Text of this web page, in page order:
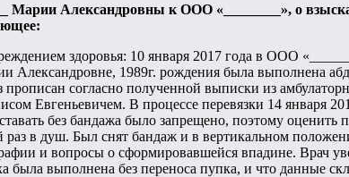
Марии Александровны к ООО «________», о
здоровья: 10 января 2017 года в ООО
Александровне, 1989г. рождения была выполнена
согласно полученной выписки из
Евгеньевичем. В процессе перевязки 14 января
без бандажа было запрещено, поэтому оценить
раз в душ. Был снят бандаж и в вертикальном
и вопросы о сформировавшейся впадине. Врач
выполнена без переноса пупка, и что данные